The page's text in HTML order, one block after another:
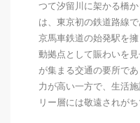
つて汐留川に架かる橋
は、東京初の鉄道路線
京馬車鉄道の始発駅を
動拠点として賑わいを
が集まる交通の要所で
力が高い一方で、生活
リー層には敬遠されがち